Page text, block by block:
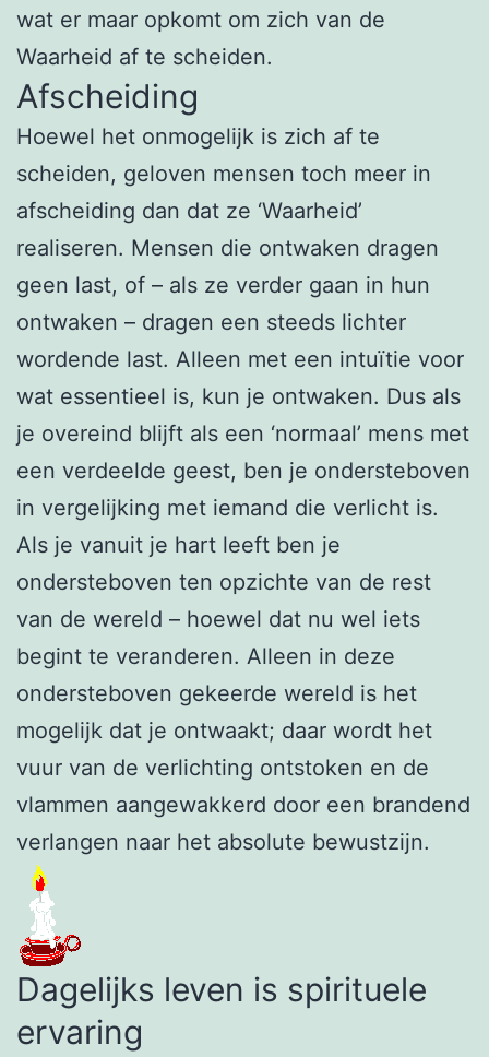
wat er maar opkomt om zich van de
Waarheid af te scheiden.
Afscheiding
Hoewel het onmogelijk is zich af te
scheiden, geloven mensen toch meer in
afscheiding dan dat ze ‘Waarheid’
realiseren. Mensen die ontwaken dragen
geen last, of – als ze verder gaan in hun
ontwaken – dragen een steeds lichter
wordende last. Alleen met een intuïtie voor
wat essentieel is, kun je ontwaken. Dus als
je overeind blijft als een ‘normaal’ mens met
een verdeelde geest, ben je ondersteboven
in vergelijking met iemand die verlicht is.
Als je vanuit je hart leeft ben je
ondersteboven ten opzichte van de rest
van de wereld – hoewel dat nu wel iets
begint te veranderen. Alleen in deze
ondersteboven gekeerde wereld is het
mogelijk dat je ontwaakt; daar wordt het
vuur van de verlichting ontstoken en de
vlammen aangewakkerd door een brandend
verlangen naar het absolute bewustzijn.
Dagelijks leven is spirituele
ervaring